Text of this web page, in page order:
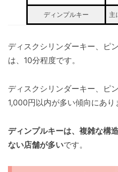
ディンプルキー 主
ディスクシリンダーキー、ピ
は、10分程度です。
ディスクシリンダーキー、ピ
1,000円以内が多い傾向にあり
ディンプルキーは、複雑な構
ない店舗が多いです。